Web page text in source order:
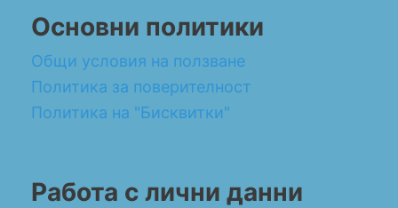
Основни политики
Общи условия на ползване
Политика за поверителност
Политика на "Бисквитки"
Работа с лични данни